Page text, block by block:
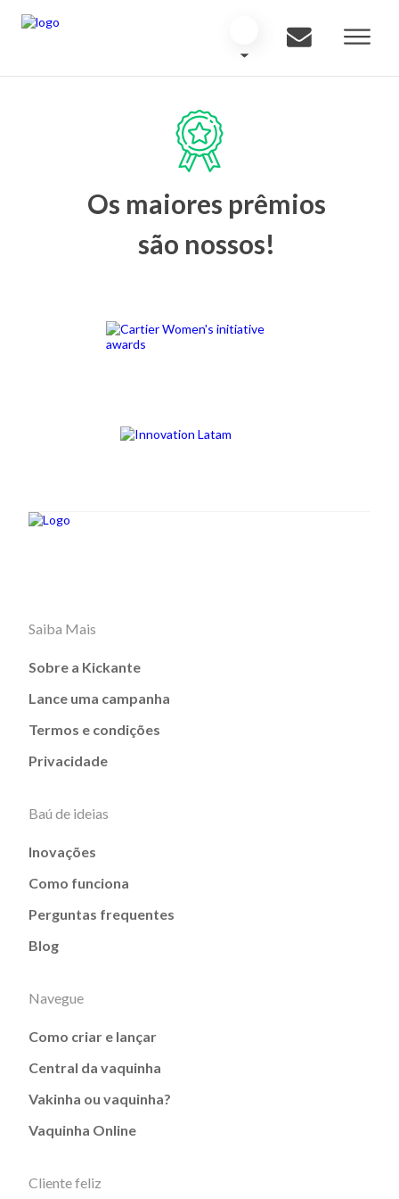
Os maiores prêmios
são nossos!
Saiba Mais
Sobre a Kickante
Lance uma campanha
Termos e condições
Privacidade
Baú de ideias
Inovações
Como funciona
Perguntas frequentes
Blog
Navegue
Como criar e lançar
Central da vaquinha
Vakinha ou vaquinha?
Vaquinha Online
Cliente feliz